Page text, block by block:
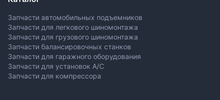
Запчасти автомобильных подъемников
Запчасти для легкового шиномонтажа
Запчасти для грузового шиномонтажа
Запчасти балансировочных станков
Запчасти для гаражного оборудования
Запчасти для установок A/C
Запчасти для компрессора